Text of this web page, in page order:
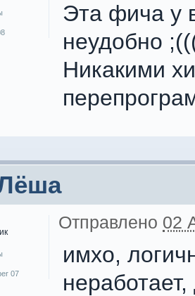
Эта фича у
неудобно
Никакими
07
Отправлено 02
имхо,